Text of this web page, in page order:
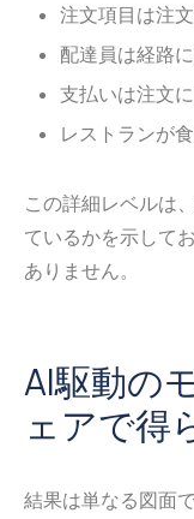
注文項目は注
配達員は経路
支払いは注文
レストランが
この詳細レベルは
ているかを示して
ありません。
AI駆動の
ェアで得
結果は単なる図面